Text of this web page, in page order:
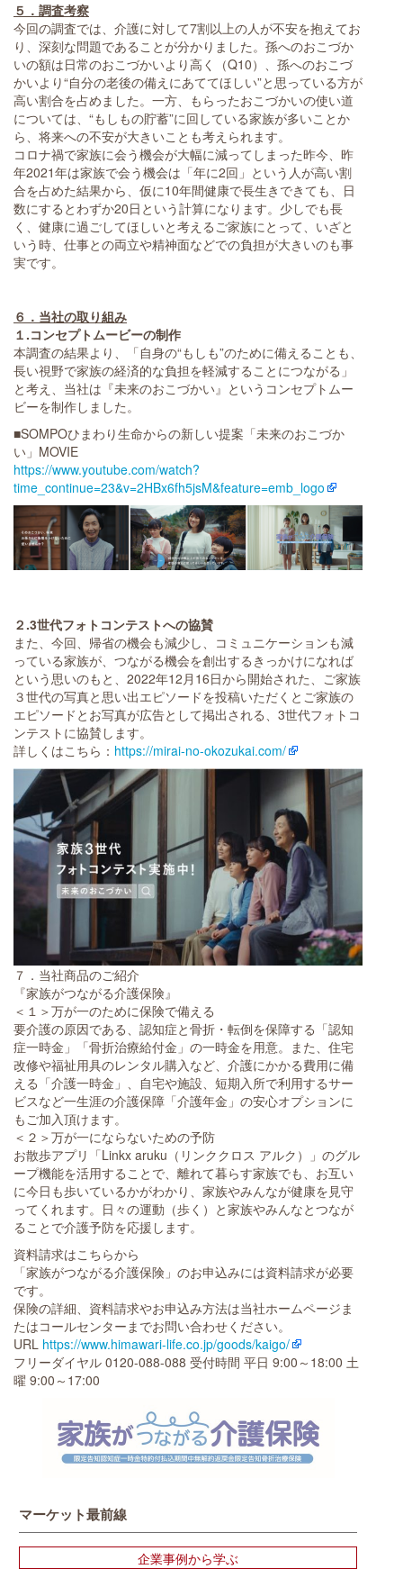
５．調査考察
今回の調査では、介護に対して7割以上の人が不安を抱えてお
り、深刻な問題であることが分かりました。孫へのおこづか
いの額は日常のおこづかいより高く（Q10）、孫へのおこづ
かいより“自分の老後の備えにあててほしい”と思っている方が
高い割合を占めました。一方、もらったおこづかいの使い道
については、“もしもの貯蓄”に回している家族が多いことか
ら、将来への不安が大きいことも考えられます。
コロナ禍で家族に会う機会が大幅に減ってしまった昨今、昨
年2021年は家族で会う機会は「年に2回」という人が高い割
合を占めた結果から、仮に10年間健康で長生きできても、日
数にするとわずか20日という計算になります。少しでも長
く、健康に過ごしてほしいと考えるご家族にとって、いざと
いう時、仕事との両立や精神面などでの負担が大きいのも事
実です。
６．当社の取り組み
１.コンセプトムービーの制作
本調査の結果より、「自身の“もしも”のために備えることも、
長い視野で家族の経済的な負担を軽減することにつながる」
と考え、当社は『未来のおこづかい』というコンセプトムー
ビーを制作しました。
■SOMPOひまわり生命からの新しい提案「未来のおこづか
い」MOVIE
https://www.youtube.com/watch?
time_continue=23&v=2HBx6fh5jsM&feature=emb_logo
２.3世代フォトコンテストへの協賛
また、今回、帰省の機会も減少し、コミュニケーションも減
っている家族が、つながる機会を創出するきっかけになれば
という思いのもと、2022年12月16日から開始された、ご家族
３世代の写真と思い出エピソードを投稿いただくとご家族の
エピソードとお写真が広告として掲出される、3世代フォトコ
ンテストに協賛します。
詳しくはこちら： https://mirai-no-okozukai.com/
７．当社商品のご紹介
『家族がつながる介護保険』
＜１＞万が一のために保険で備える
要介護の原因である、認知症と骨折・転倒を保障する「認知
症一時金」「骨折治療給付金」の一時金を用意。また、住宅
改修や福祉用具のレンタル購入など、介護にかかる費用に備
える「介護一時金」、自宅や施設、短期入所で利用するサー
ビスなど一生涯の介護保障「介護年金」の安心オプションに
もご加入頂けます。
＜２＞万が一にならないための予防
お散歩アプリ「Linkx aruku（リンククロス アルク）」のグル
ープ機能を活用することで、離れて暮らす家族でも、お互い
に今日も歩いているかがわかり、家族やみんなが健康を見守
ってくれます。日々の運動（歩く）と家族やみんなとつなが
ることで介護予防を応援します。
資料請求はこちらから
「家族がつながる介護保険」のお申込みには資料請求が必要
です。
保険の詳細、資料請求やお申込み方法は当社ホームページま
たはコールセンターまでお問い合わせください。
URL https://www.himawari-life.co.jp/goods/kaigo/
フリーダイヤル 0120-088-088 受付時間 平日 9:00～18:00 土
曜 9:00～17:00
マーケット最前線
企業事例から学ぶ